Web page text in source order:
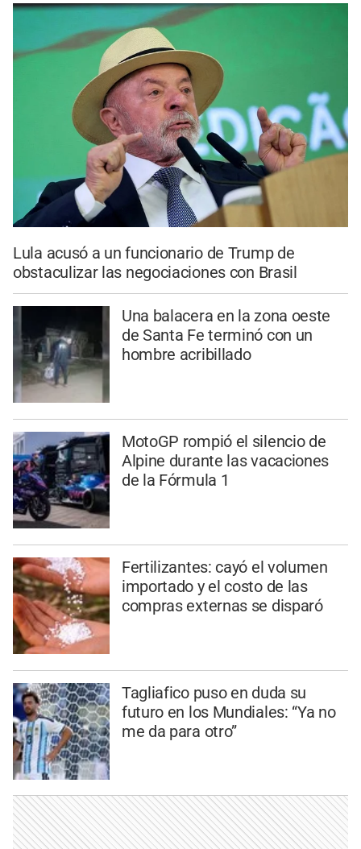
Lula acusó a un funcionario de Trump de
obstaculizar las negociaciones con Brasil
Una balacera en la zona oeste
de Santa Fe terminó con un
hombre acribillado
MotoGP rompió el silencio de
Alpine durante las vacaciones
de la Fórmula 1
Fertilizantes: cayó el volumen
importado y el costo de las
compras externas se disparó
Tagliafico puso en duda su
futuro en los Mundiales: “Ya no
me da para otro”